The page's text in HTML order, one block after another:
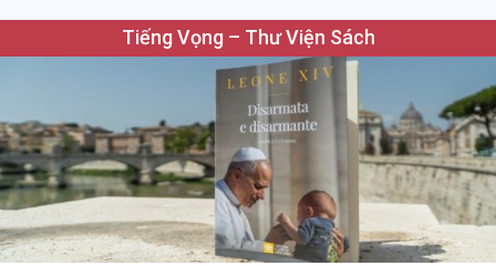
Tiếng Vọng – Thư Viện Sách